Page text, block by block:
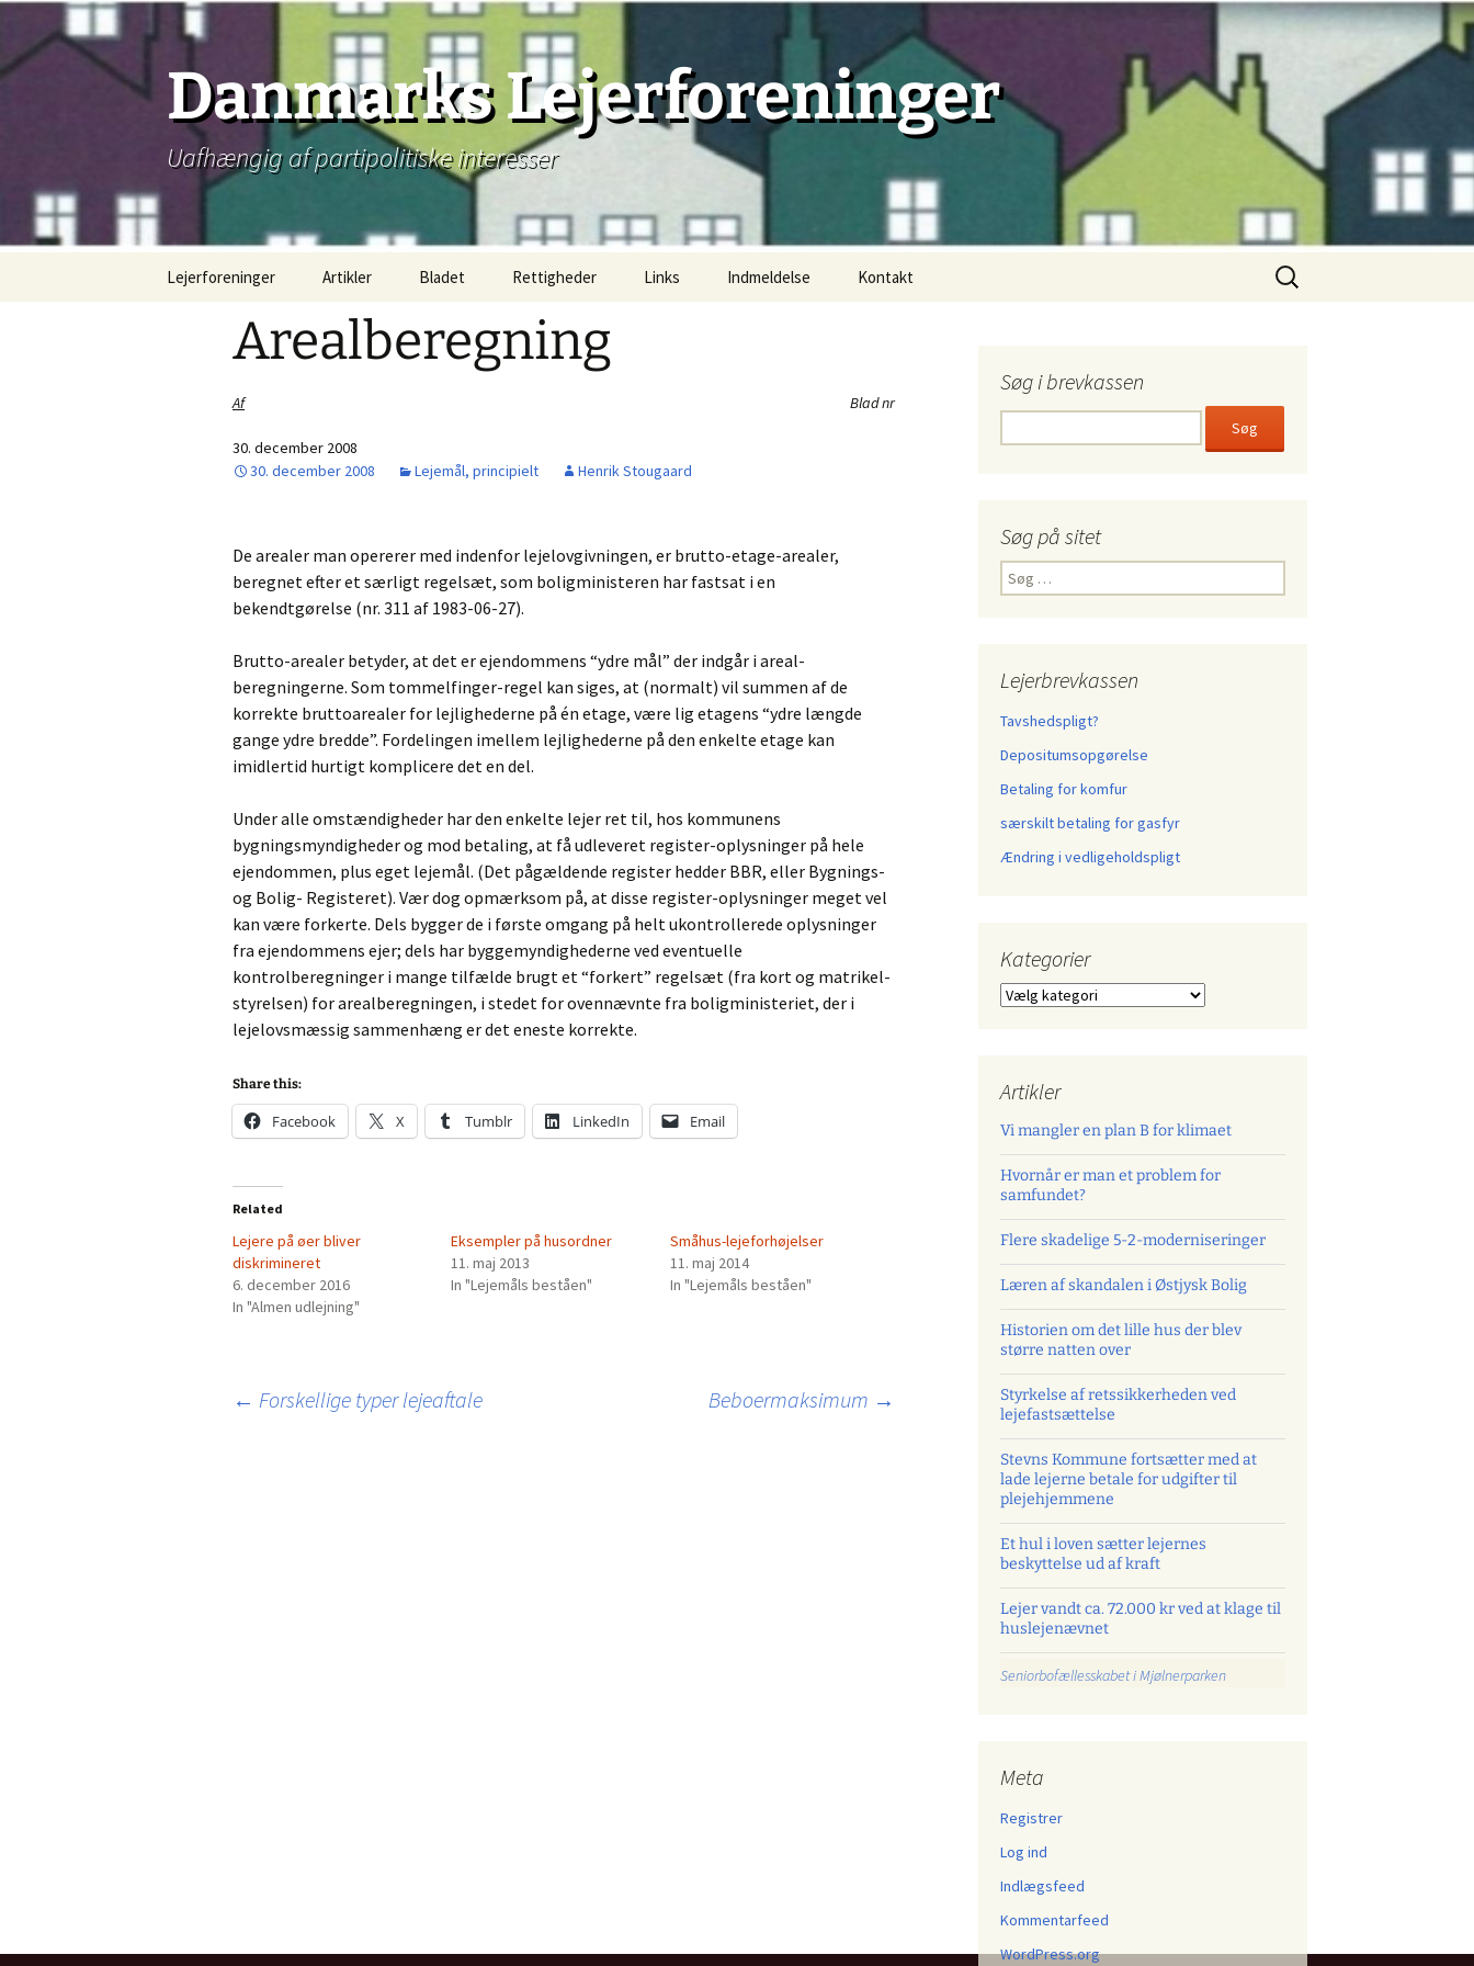
indhold
Danmarks Lejerforeninger
Uafhængig af partipolitiske interesser
Lejerforeninger Artikler Bladet Rettigheder
Lejemål, principielt
Lejemåls begyndelse
Lejemåls afslutning
Links Indmeldelse Kontakt
Søg
efter:
Arealberegning
Af Blad nr
30. december 2008
30. december 2008
Lejemål, principielt Henrik Stougaard
De arealer man opererer med indenfor lejelovgivningen, er brutto-etage-arealer,
beregnet efter et særligt regelsæt, som boligministeren har fastsat i en
bekendtgørelse (nr. 311 af 1983-06-27).
Brutto-arealer betyder, at det er ejendommens “ydre mål” der indgår i areal-
beregningerne. Som tommelfinger-regel kan siges, at (normalt) vil summen af de
korrekte bruttoarealer for lejlighederne på én etage, være lig etagens “ydre længde
gange ydre bredde”. Fordelingen imellem lejlighederne på den enkelte etage kan
imidlertid hurtigt komplicere det en del.
Under alle omstændigheder har den enkelte lejer ret til, hos kommunens
bygningsmyndigheder og mod betaling, at få udleveret register-oplysninger på hele
ejendommen, plus eget lejemål. (Det pågældende register hedder BBR, eller Bygnings-
og Bolig- Registeret). Vær dog opmærksom på, at disse register-oplysninger meget vel
kan være forkerte. Dels bygger de i første omgang på helt ukontrollerede oplysninger
fra ejendommens ejer; dels har byggemyndighederne ved eventuelle
kontrolberegninger i mange tilfælde brugt et “forkert” regelsæt (fra kort og matrikel-
styrelsen) for arealberegningen, i stedet for ovennævnte fra boligministeriet, der i
lejelovsmæssig sammenhæng er det eneste korrekte.
Share this:
Facebook X Tumblr LinkedIn Email
Related
Lejere på øer bliver
diskrimineret
6. december 2016
In "Almen udlejning"
Eksempler på husordner
11. maj 2013
In "Lejemåls beståen"
Småhus-lejeforhøjelser
11. maj 2014
In "Lejemåls beståen"
Indlægsnavigation
← Forskellige typer lejeaftale Beboermaksimum →
Søg i brevkassen
Søg på sitet
Søg
efter:
Lejerbrevkassen
Tavshedspligt?
Depositumsopgørelse
Betaling for komfur
særskilt betaling for gasfyr
Ændring i vedligeholdspligt
Kategorier
Kategorier
Artikler
Vi mangler en plan B for klimaet
Hvornår er man et problem for
samfundet?
Flere skadelige 5-2-moderniseringer
Læren af skandalen i Østjysk Bolig
Historien om det lille hus der blev
større natten over
Styrkelse af retssikkerheden ved
lejefastsættelse
Stevns Kommune fortsætter med at
lade lejerne betale for udgifter til
plejehjemmene
Et hul i loven sætter lejernes
beskyttelse ud af kraft
Lejer vandt ca. 72.000 kr ved at klage til
huslejenævnet
Seniorbofællesskabet i Mjølnerparken
Meta
Registrer
Log ind
Indlægsfeed
Kommentarfeed
WordPress.org